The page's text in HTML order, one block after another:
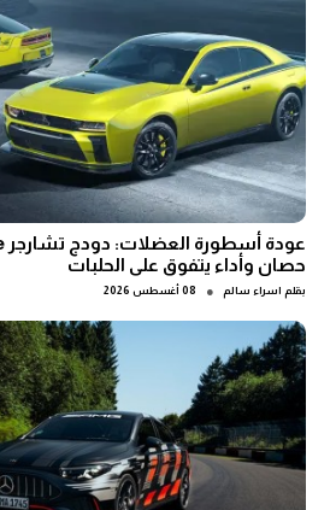
حصان وأداء يتفوق على الحلبات
بقلم اسراء سالم ● 08 أغسطس 2026